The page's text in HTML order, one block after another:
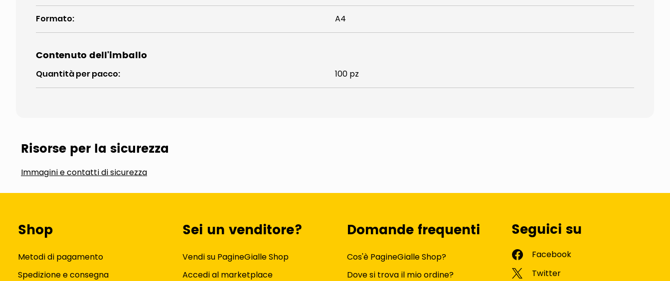
Formato: A4
Contenuto dell'imballo
Quantità per pacco: 100 pz
Risorse per la sicurezza
Immagini e contatti di sicurezza
Shop
Metodi di pagamento
Spedizione e consegna
Sei un venditore?
Vendi su PagineGialle Shop
Accedi al marketplace
Domande frequenti
Cos'è PagineGialle Shop?
Dove si trova il mio ordine?
Seguici su